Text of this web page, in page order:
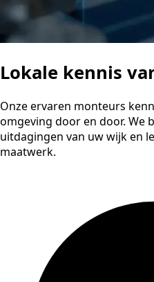
Lokale kennis
Onze ervaren monteurs
omgeving door en door. We
uitdagingen van uw wijk en
maatwerk.